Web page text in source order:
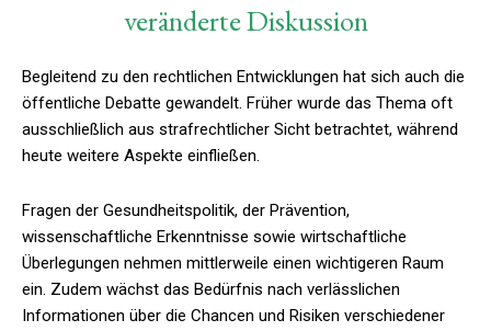
veränderte Diskussion
Begleitend zu den rechtlichen Entwicklungen hat sich auch die
öffentliche Debatte gewandelt. Früher wurde das Thema oft
ausschließlich aus strafrechtlicher Sicht betrachtet, während
heute weitere Aspekte einfließen.
Fragen der Gesundheitspolitik, der Prävention,
wissenschaftliche Erkenntnisse sowie wirtschaftliche
Überlegungen nehmen mittlerweile einen wichtigeren Raum
ein. Zudem wächst das Bedürfnis nach verlässlichen
Informationen über die Chancen und Risiken verschiedener